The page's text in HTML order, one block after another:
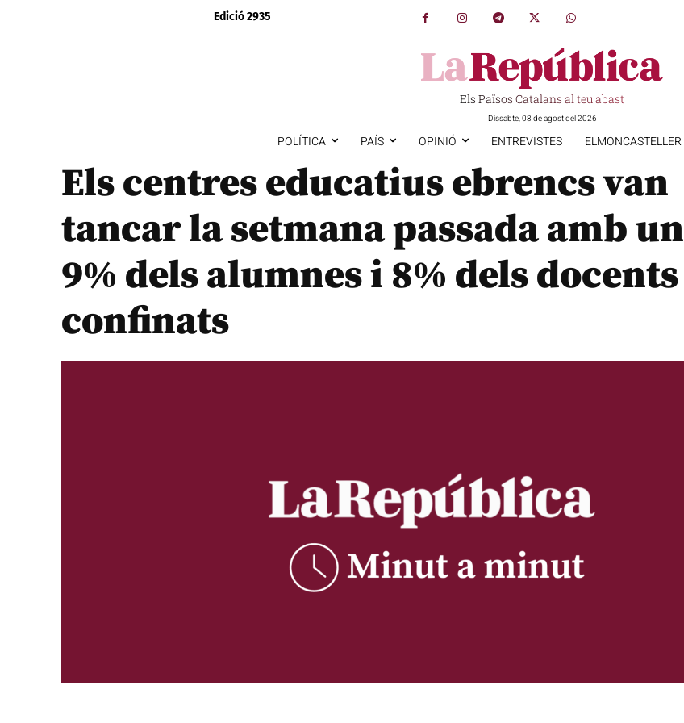
Edició 2935
Els Països Catalans al teu abast
Dissabte, 08 de agost del 2026
POLÍTICA PAÍS OPINIÓ ENTREVISTES ELMONCASTELLER
Els centres educatius ebrencs van
tancar la setmana passada amb un
9% dels alumnes i 8% dels docents
confinats